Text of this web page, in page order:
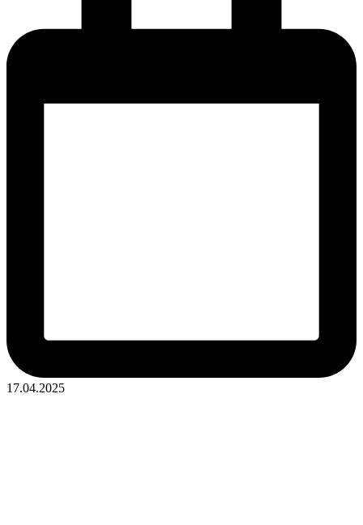
17.04.2025